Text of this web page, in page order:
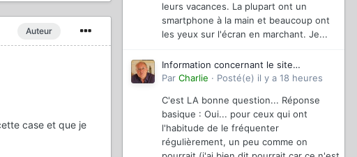
Auteur
case et que je
leurs vacances. La plupart ont un
smartphone à la main et beaucoup ont
les yeux sur l'écran en marchant. Je...
Information concernant le site
magazinevideo
Par Charlie · Posté(e) il y a 18 heures
C'est LA bonne question... Réponse
basique : Oui... pour ceux qui ont
l'habitude de le fréquenter
régulièrement, un peu comme on